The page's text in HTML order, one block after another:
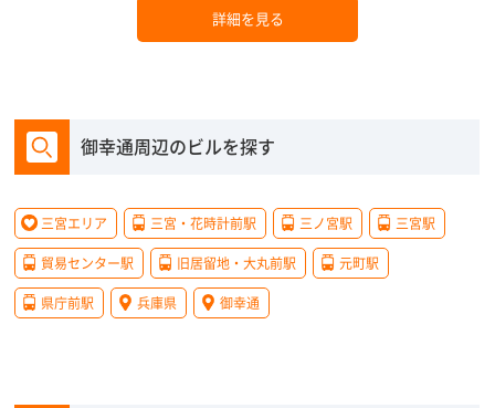
詳細を見る
御幸通周辺のビルを探す
三宮エリア 三宮・花時計前駅 三ノ宮駅 三宮駅
貿易センター駅 旧居留地・大丸前駅 元町駅
県庁前駅 兵庫県 御幸通